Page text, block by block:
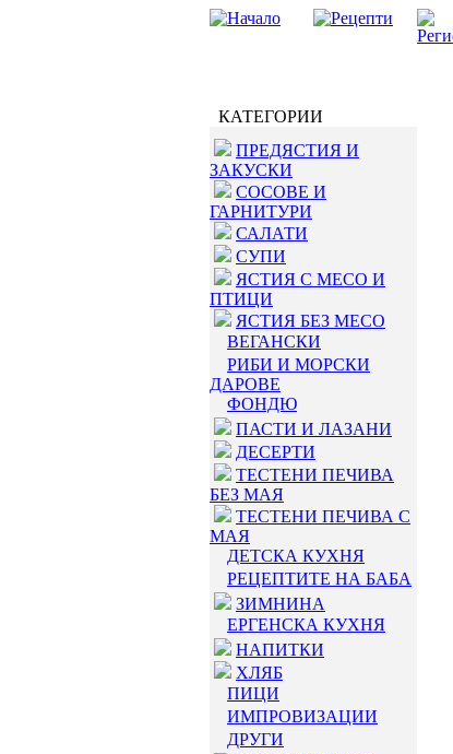
КАТЕГОРИИ
ПРЕДЯСТИЯ И
ЗАКУСКИ
СОСОВЕ И
ГАРНИТУРИ
САЛАТИ
СУПИ
ЯСТИЯ С МЕСО И
ПТИЦИ
ЯСТИЯ БЕЗ МЕСО
ВЕГАНСКИ
РИБИ И МОРСКИ
ДАРОВЕ
ФОНДЮ
ПАСТИ И ЛАЗАНИ
ДЕСЕРТИ
ТЕСТЕНИ ПЕЧИВА
БЕЗ МАЯ
ТЕСТЕНИ ПЕЧИВА С
МАЯ
ДЕТСКА КУХНЯ
РЕЦЕПТИТЕ НА БАБА
ЗИМНИНА
ЕРГЕНСКА КУХНЯ
НАПИТКИ
ХЛЯБ
ПИЦИ
ИМПРОВИЗАЦИИ
ДРУГИ